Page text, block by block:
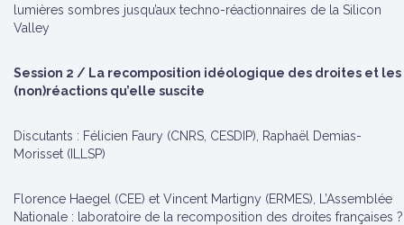
lumières sombres jusqu’aux techno-réactionnaires de la Silicon
Valley
Session 2 / La recomposition idéologique des droites et les
(non)réactions qu’elle suscite
Discutants : Félicien Faury (CNRS, CESDIP), Raphaël Demias-
Morisset (ILLSP)
Florence Haegel (CEE) et Vincent Martigny (ERMES), L’Assemblée
Nationale : laboratoire de la recomposition des droites françaises ?